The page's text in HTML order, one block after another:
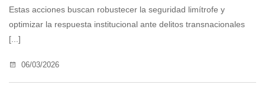
Estas acciones buscan robustecer la seguridad limítrofe y
optimizar la respuesta institucional ante delitos transnacionales
[...]
06/03/2026